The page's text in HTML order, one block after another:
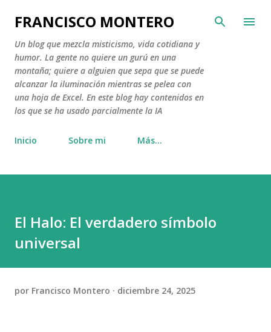
Ir al contenido principal
FRANCISCO MONTERO
Un blog que mezcla misticismo, vida cotidiana y
humor. La gente no quiere un gurú en una
montaña; quiere a alguien que sepa que se puede
alcanzar la iluminación mientras se pelea con
una hoja de Excel. En este blog hay contenidos en
los que se ha usado parcialmente la IA
Inicio Sobre mi Más…
El Halo: El verdadero símbolo
universal
por Francisco Montero diciembre 24, 2025